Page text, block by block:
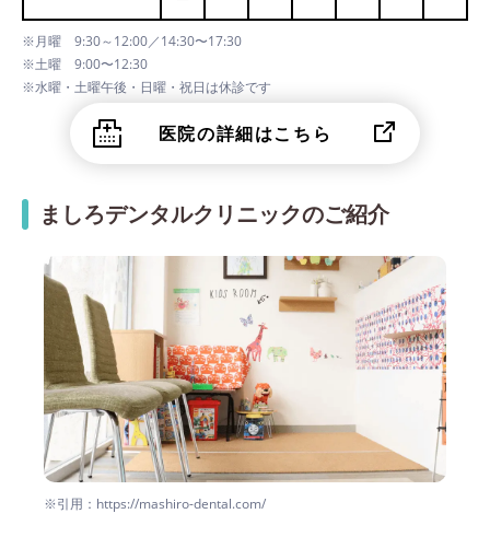
※月曜 9:30～12:00／14:30〜17:30
※土曜 9:00〜12:30
※水曜・土曜午後・日曜・祝日は休診です
医院の詳細はこちら
ましろデンタルクリニックのご紹介
※引用：https://mashiro-dental.com/